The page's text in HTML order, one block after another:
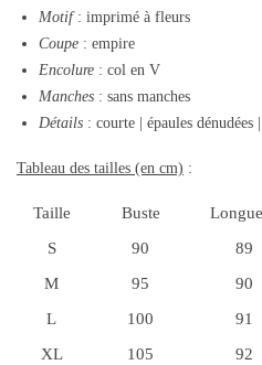
Motif: imprimé à fleurs
Coupe : empire
Encolure : col en V
Manches : sans manches
Détails : courte | épaules dénudées
Tableau des tailles (en cm) :
Taille Buste
S
90 89
M
95 90
L
100 91
XL
105 92